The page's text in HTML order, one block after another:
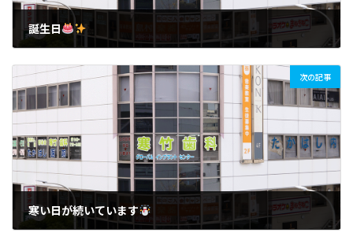
誕生日
次の記事
寒い日が続いています